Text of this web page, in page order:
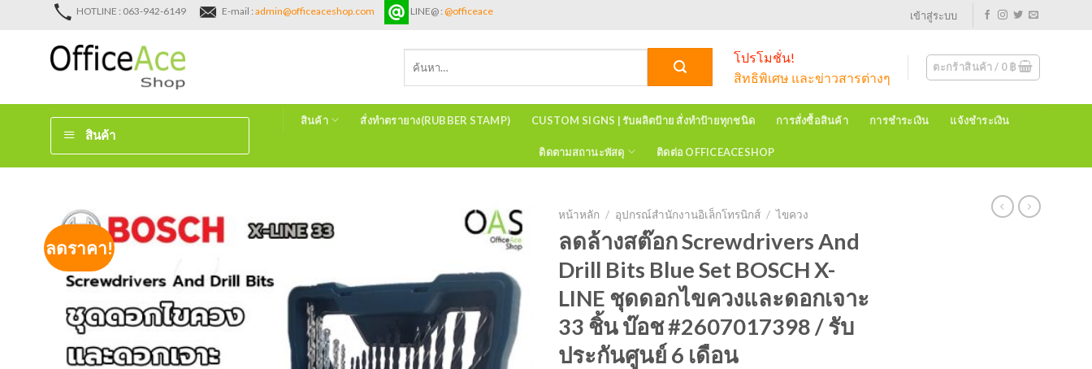
HOTLINE : 063-942-6149 E-mail : admin@officeaceshop.com LINE@ : @officeace เข้าสู่ระบบ
โปรโมชั่น!
สิทธิพิเศษ และข่าวสารต่างๆ
ตะกร้าสินค้า / 0฿
สินค้า
สินค้า สั่งทำตรายาง(RUBBER STAMP) CUSTOM SIGNS | รับผลิตป้าย สั่งทำป้ายทุกชนิด การสั่งซื้อสินค้า การชำระเงิน แจ้งชำระเงิน
ติดตามสถานะพัสดุ ติดต่อ OFFICEACESHOP
ลดราคา!
หน้าหลัก / อุปกรณ์สำนักงานอิเล็กโทรนิกส์ / ไขควง
ลดล้างสต๊อก Screwdrivers And
Drill Bits Blue Set BOSCH X-
LINE ชุดดอกไขควงและดอกเจาะ
33 ชิ้น บ๊อช #2607017398 / รับ
ประกันศูนย์ 6 เดือน